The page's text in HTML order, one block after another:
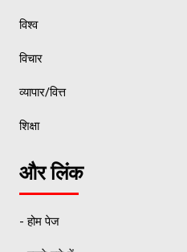
विश्व
विचार
व्यापार/वित्त
शिक्षा
और लिंक
- होम पेज